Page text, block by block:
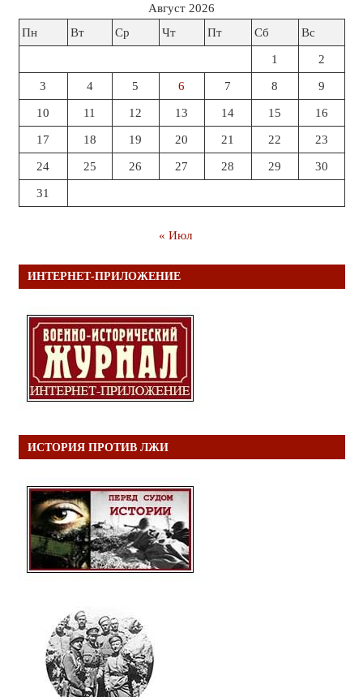
Август 2026
Пн
Вт Ср Чт Пт Сб Вс
1 2
3 4 5 6 7 8 9
10 11 12 13 14 15 16
17 18 19 20 21 22 23
24 25 26 27 28 29 30
31
« Июл
ИНТЕРНЕТ-ПРИЛОЖЕНИЕ
ИСТОРИЯ ПРОТИВ ЛЖИ